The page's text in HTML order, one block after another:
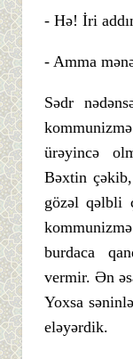
- Hə! İri
- Amma
Sədr
ürəyincə
Bəxtin
gözəl qəlbli
burdaca
vermir. Ən
Yoxsa
eləyərdik.